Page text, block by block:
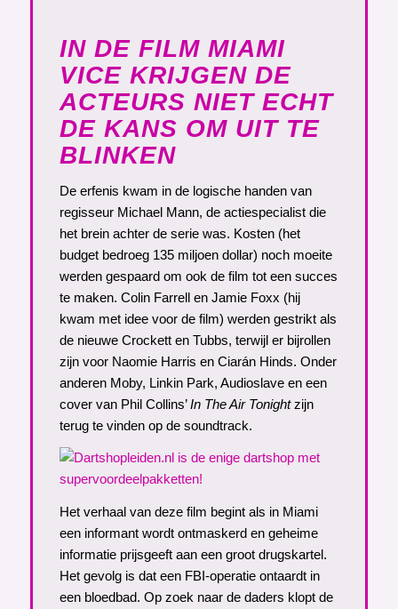
IN DE FILM MIAMI
VICE KRIJGEN DE
ACTEURS NIET ECHT
DE KANS OM UIT TE
BLINKEN
De erfenis kwam in de logische handen van
regisseur Michael Mann, de actiespecialist die
het brein achter de serie was. Kosten (het
budget bedroeg 135 miljoen dollar) noch moeite
werden gespaard om ook de film tot een succes
te maken. Colin Farrell en Jamie Foxx (hij
kwam met idee voor de film) werden gestrikt als
de nieuwe Crockett en Tubbs, terwijl er bijrollen
zijn voor Naomie Harris en Ciarán Hinds. Onder
anderen Moby, Linkin Park, Audioslave en een
cover van Phil Collins’In The Air Tonightzijn
terug te vinden op de soundtrack.
Het verhaal van deze film begint als in Miami
een informant wordt ontmaskerd en geheime
informatie prijsgeeft aan een groot drugskartel.
Het gevolg is dat een FBI-operatie ontaardt in
een bloedbad. Op zoek naar de daders klopt de